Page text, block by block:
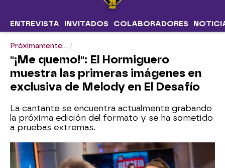
ENTREVISTA INVITADOS COLABORADORES
Próximamente...
"¡Me quemo!": El Hormiguero
muestra las primeras imágenes en
exclusiva de Melody en El Desafío
La cantante se encuentra actualmente grabando
la próxima edición del formato y se ha sometido
a pruebas extremas.